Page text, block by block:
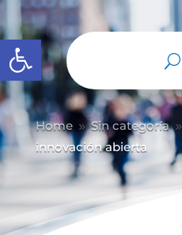
Abrir barra de herramientas
Home 9 Sin categoría 9
innovación abierta